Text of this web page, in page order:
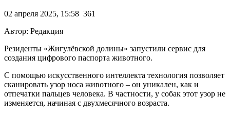
02 апреля 2025, 15:58 361
Автор: Редакция
Резиденты «Жигулёвской долины» запустили сервис для
создания цифрового паспорта животного.
С помощью искусственного интеллекта технология позволяет
сканировать узор носа животного – он уникален, как и
отпечатки пальцев человека. В частности, у собак этот узор не
изменяется, начиная с двухмесячного возраста.